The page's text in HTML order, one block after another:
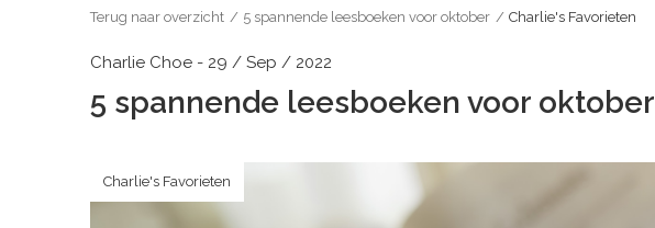
Terug naar overzicht 5 spannende leesboeken voor oktober Charlie's Favorieten
Charlie Choe - 29 / Sep / 2022
5 spannende leesboeken voor oktober
Charlie's Favorieten